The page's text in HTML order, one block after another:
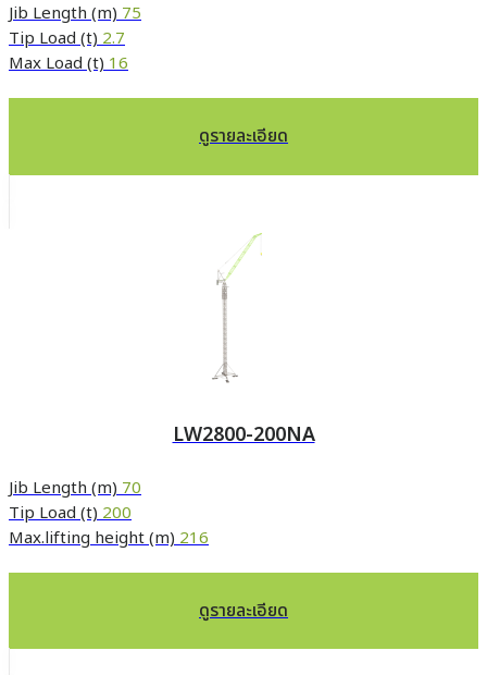
Jib Length (m)75
Tip Load (t)2.7
Max Load (t)16
ดูรายละเอียด
LW2800-200NA
Jib Length (m) 70
Tip Load (t) 200
Max.lifting height (m) 216
ดูรายละเอียด